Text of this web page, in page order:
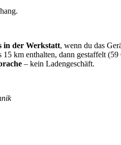
in der Werkstatt, wenn du das
15 km enthalten, dann gestaffelt (59
– kein Ladengeschäft.